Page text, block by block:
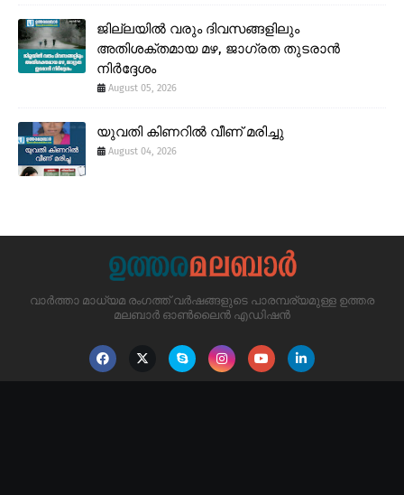
ജില്ലയിൽ വരും ദിവസങ്ങളിലും
അതിശക്തമായ മഴ, ജാഗ്രത തുടരാൻ
നിർദ്ദേശം
August 05, 2026
യുവതി കിണറിൽ വീണ് മരിച്ചു
August 04, 2026
വാർത്താ മാധ്യമ രംഗത്ത് വർഷങ്ങളുടെ പാരമ്പര്യമുള്ള ഉത്തര
മലബാർ ഓൺലൈൻ എഡിഷൻ